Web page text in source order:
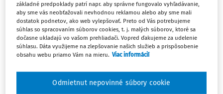
Celý odborný obsah z tejto oblasti je
dostupný predplatiteľom portálu.
obsahu a získajte prístup na 10 dní
zdarma, stačí sa len zaregistrovať.
základné predpoklady patrí napr. aby správne fungovalo vyhľadávanie,
aby sme vás neobťažovali nevhodnou reklamou alebo aby sme mali
dostatok podnetov, ako web vylepšovať. Preto od Vás potrebujeme
súhlas so spracovaním súborov cookies, t. j. malých súborov, ktoré sa
dočasne ukladajú vo vašom prehliadači. Vopred ďakujeme za udelenie
súhlasu. Dáta využijeme na zlepšovanie našich služieb a prispôsobenie
obsahu webu priamo Vám na mieru. Viac informácií
Odmietnut nepovinné súbory cookie